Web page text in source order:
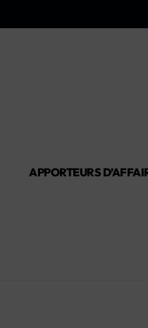
APPORTEURS